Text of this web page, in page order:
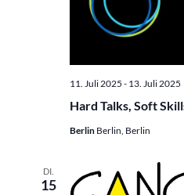
Hard Talks, Soft
11. Juli 2025 - 13. Juli 2025
Berlin Berlin, Berlin
DI.
15